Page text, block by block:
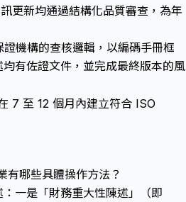
更新均通過結構化品質審查，為年
證機構的查核邏輯，以編碼手冊框
有佐證文件，並完成最終版本的風
7 至 12 個月內建立符合 ISO
有哪些具體操作方法？
一是「財務重大性陳述」（即